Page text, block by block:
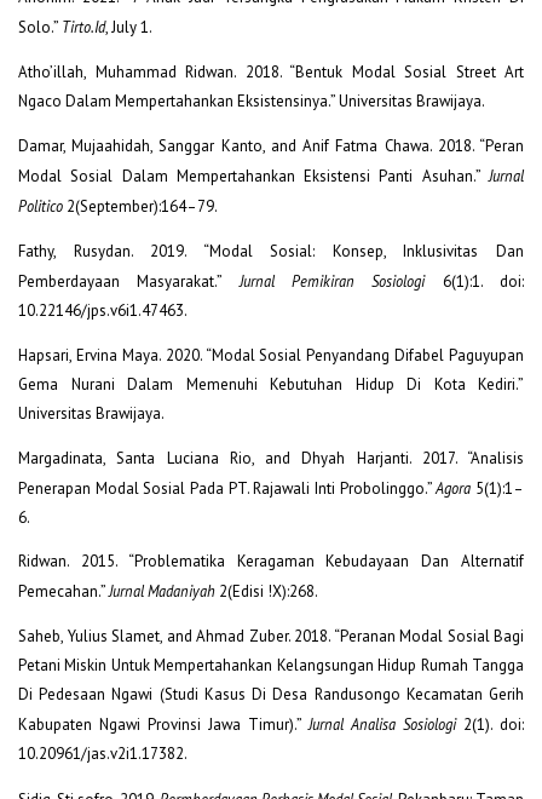
Solo.” Tirto.Id, July 1.
Atho’illah, Muhammad Ridwan. 2018. “Bentuk Modal Sosial Street Art
Ngaco Dalam Mempertahankan Eksistensinya.” Universitas Brawijaya.
Damar, Mujaahidah, Sanggar Kanto, and Anif Fatma Chawa. 2018. “Peran
Modal Sosial Dalam Mempertahankan Eksistensi Panti Asuhan.”Jurnal
Politico 2(September):164–79.
Fathy, Rusydan. 2019. “Modal Sosial: Konsep, Inklusivitas Dan
Pemberdayaan Masyarakat.”Jurnal Pemikiran Sosiologi6(1):1. doi:
10.22146/jps.v6i1.47463.
Hapsari, Ervina Maya. 2020. “Modal Sosial Penyandang Difabel Paguyupan
Gema Nurani Dalam Memenuhi Kebutuhan Hidup Di Kota Kediri.”
Universitas Brawijaya.
Margadinata, Santa Luciana Rio, and Dhyah Harjanti. 2017. “Analisis
Penerapan Modal Sosial Pada PT. Rajawali Inti Probolinggo.”Agora 5(1):1–
6.
Ridwan. 2015. “Problematika Keragaman Kebudayaan Dan Alternatif
Pemecahan.”Jurnal Madaniyah 2(Edisi !X):268.
Saheb, Yulius Slamet, and Ahmad Zuber. 2018. “Peranan Modal Sosial Bagi
Petani Miskin Untuk Mempertahankan Kelangsungan Hidup Rumah Tangga
Di Pedesaan Ngawi (Studi Kasus Di Desa Randusongo Kecamatan Gerih
Kabupaten Ngawi Provinsi Jawa Timur).”Jurnal Analisa Sosiologi2(1). doi:
10.20961/jas.v2i1.17382.